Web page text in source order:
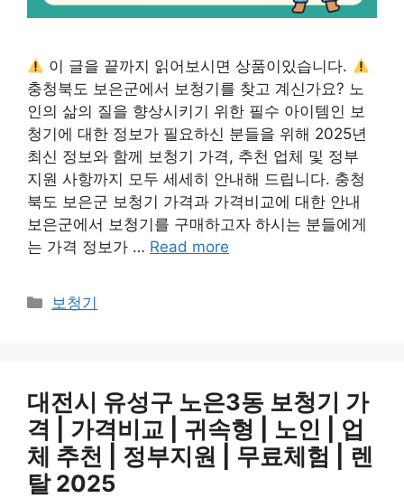
이 글을 끝까지 읽어보시면 상품이있습니다.
충청북도 보은군에서 보청기를 찾고 계신가요? 노
인의 삶의 질을 향상시키기 위한 필수 아이템인 보
청기에 대한 정보가 필요하신 분들을 위해 2025년
최신 정보와 함께 보청기 가격, 추천 업체 및 정부
지원 사항까지 모두 세세히 안내해 드립니다. 충청
북도 보은군 보청기 가격과 가격비교에 대한 안내
보은군에서 보청기를 구매하고자 하시는 분들에게
는 가격 정보가 … Read more
카
보청기
대전시 유성구 노은3동 보청기 가
격 | 가격비교 | 귀속형 | 노인 | 업
체 추천 | 정부지원 | 무료체험 | 렌
탈 2025